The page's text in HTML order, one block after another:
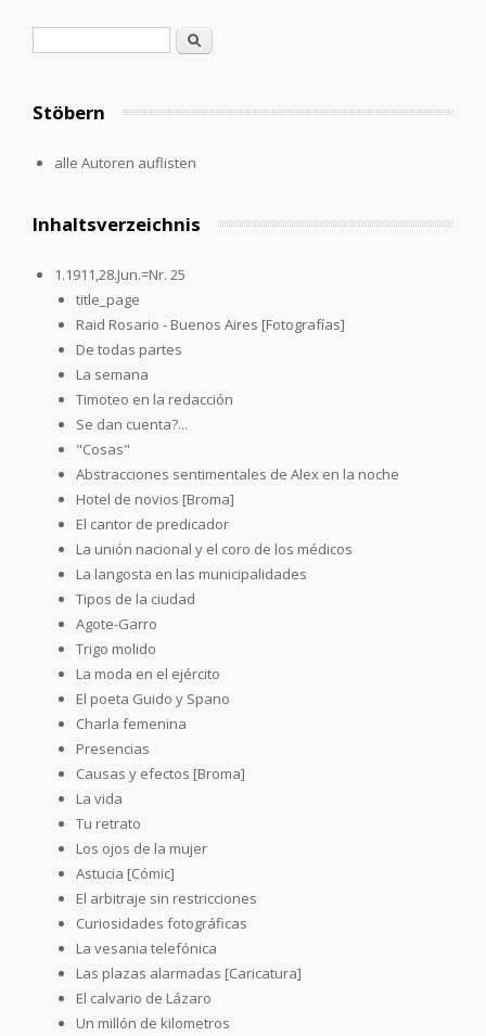
Suche
Stöbern
alle Autoren auflisten
Inhaltsverzeichnis
1.1911,28.Jun.=Nr. 25
title_page
Raid Rosario - Buenos Aires [Fotografías]
De todas partes
La semana
Timoteo en la redacción
Se dan cuenta?...
"Cosas"
Abstracciones sentimentales de Alex en la noche
Hotel de novios [Broma]
El cantor de predicador
La unión nacional y el coro de los médicos
La langosta en las municipalidades
Tipos de la ciudad
Agote-Garro
Trigo molido
La moda en el ejército
El poeta Guido y Spano
Charla femenina
Presencias
Causas y efectos [Broma]
La vida
Tu retrato
Los ojos de la mujer
Astucia [Cómic]
El arbitraje sin restricciones
Curiosidades fotográficas
La vesania telefónica
Las plazas alarmadas [Caricatura]
El calvario de Lázaro
Un millón de kilometros